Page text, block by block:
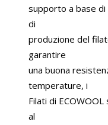
supporto a base di
di
produzione del
garantire
una buona
temperature, i
Filati di
al